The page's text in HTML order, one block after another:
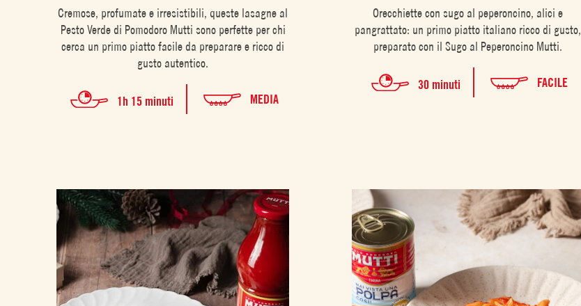
Cremose, profumate e irresistibili, queste lasagne al
Pesto Verde di Pomodoro Mutti sono perfette per chi
cerca un primo piatto facile da preparare e ricco di
gusto autentico.
1h 15 minuti MEDIA
Orecchiette con sugo al peperoncino, alici e
pangrattato: un primo piatto italiano ricco di gusto,
preparato con il Sugo al Peperoncino Mutti.
30 minuti FACILE